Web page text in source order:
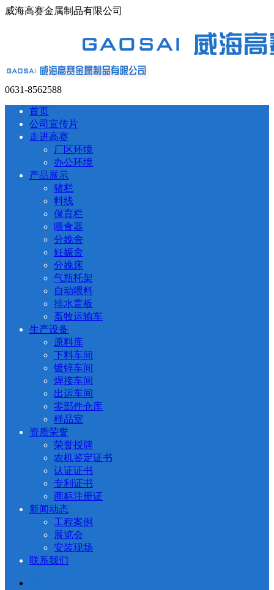
威海高赛金属制品有限公司
0631-8562588
首页
公司宣传片
走进高赛
厂区环境
办公环境
产品展示
猪栏
料线
保育栏
喂食器
分娩舍
妊娠舍
分娩床
气瓶托架
自动喂料
排水盖板
畜牧运输车
生产设备
原料库
下料车间
镀锌车间
焊接车间
出运车间
零部件仓库
样品室
资质荣誉
荣誉授牌
农机鉴定证书
认证证书
专利证书
商标注册证
新闻动态
工程案例
展览会
安装现场
联系我们